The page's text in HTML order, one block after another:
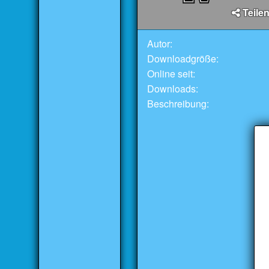
Autor:
Downloadgröße:
Online seit:
Downloads:
Beschreibung: